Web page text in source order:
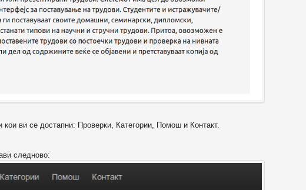
кои ви се достапни: Проверки, Категории, Помош и Контакт.
следново: